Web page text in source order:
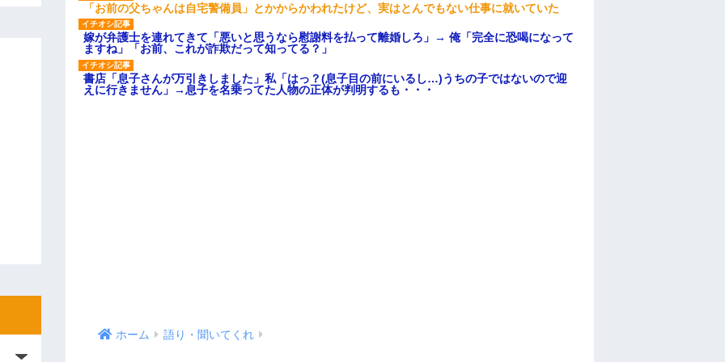
「お前の父ちゃんは自宅警備員」とかからかわれたけど、実はとんでもない仕事に就いていた
嫁が弁護士を連れてきて「悪いと思うなら慰謝料を払って離婚しろ」→ 俺「完全に恐喝になって
ますね」「お前、これが詐欺だって知ってる？」
書店「息子さんが万引きしました」私「はっ？(息子目の前にいるし…)うちの子ではないので迎
えに行きません」→息子を名乗ってた人物の正体が判明するも・・・
ホーム 語り・聞いてくれ